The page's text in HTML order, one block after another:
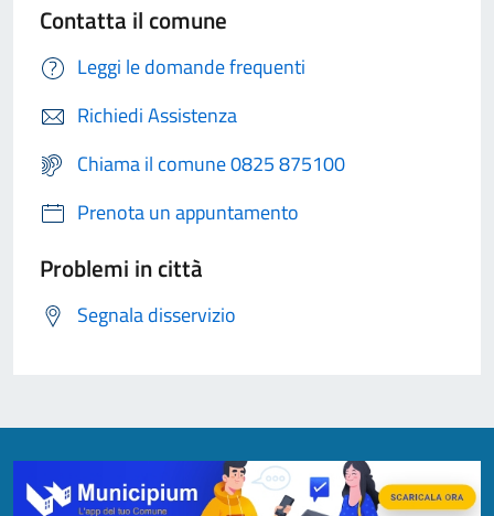
Contatta il comune
Leggi le domande frequenti
Richiedi Assistenza
Chiama il comune 0825 875100
Prenota un appuntamento
Problemi in città
Segnala disservizio